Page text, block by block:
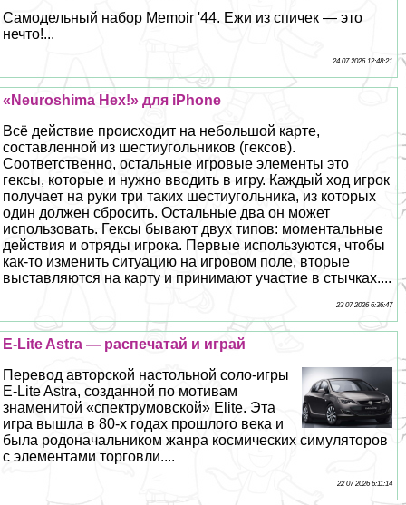
Самодельный набор Memoir '44. Ежи из спичек — это
нечто!...
24 07 2026 12:48:21
«Neuroshima Hex!» для iPhone
Всё действие происходит на небольшой карте,
составленной из шестиугольников (гексов).
Соответственно, остальные игровые элементы это
гексы, которые и нужно вводить в игру. Каждый ход игрок
получает на руки три таких шестиугольника, из которых
один должен сбросить. Остальные два он может
использовать. Гексы бывают двух типов: моментальные
действия и отряды игрока. Первые используются, чтобы
как-то изменить ситуацию на игровом поле, вторые
выставляются на карту и принимают участие в стычках....
23 07 2026 6:36:47
E-Lite Astra — распечатай и играй
Перевод авторской настольной соло-игры
E-Lite Astra, созданной по мотивам
знаменитой «спектрумовской» Elite. Эта
игра вышла в 80-х годах прошлого века и
была родоначальником жанра космических симуляторов
с элементами торговли....
22 07 2026 6:11:14